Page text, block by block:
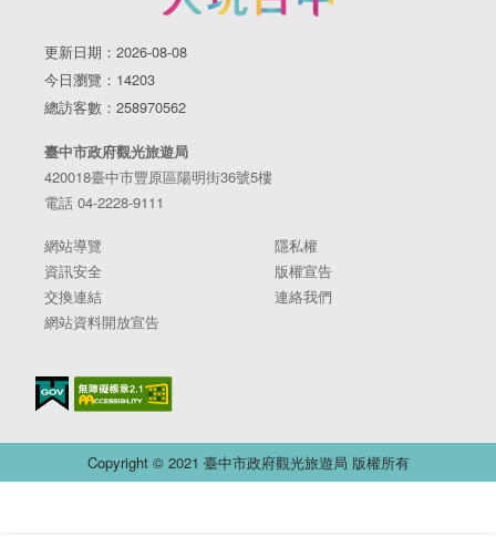
更新日期：2026-08-08
今日瀏覽：14203
總訪客數：258970562
臺中市政府觀光旅遊局
420018臺中市豐原區陽明街36號5樓
電話 04-2228-9111
網站導覽
隱私權
資訊安全
版權宣告
交換連結
連絡我們
網站資料開放宣告
Copyright © 2021 臺中市政府觀光旅遊局 版權所有